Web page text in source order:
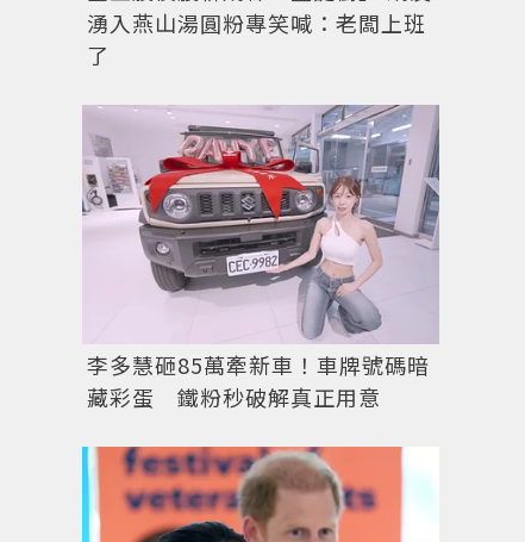
湧入燕山湯圓粉專笑喊：老闆上班
了
李多慧砸85萬牽新車！車牌號碼暗
藏彩蛋 鐵粉秒破解真正用意